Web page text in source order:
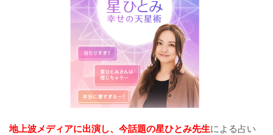
地上波メディアに出演し、今話題の星ひとみ先生による占い